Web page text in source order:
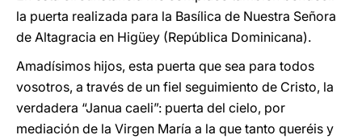
la puerta realizada para la Basílica de Nuestra Señora
de Altagracia en Higüey (República Dominicana).
Amadísimos hijos, esta puerta que sea para todos
vosotros, a través de un fiel seguimiento de Cristo, la
verdadera “Janua caeli”: puerta del cielo, por
mediación de la Virgen María a la que tanto queréis y